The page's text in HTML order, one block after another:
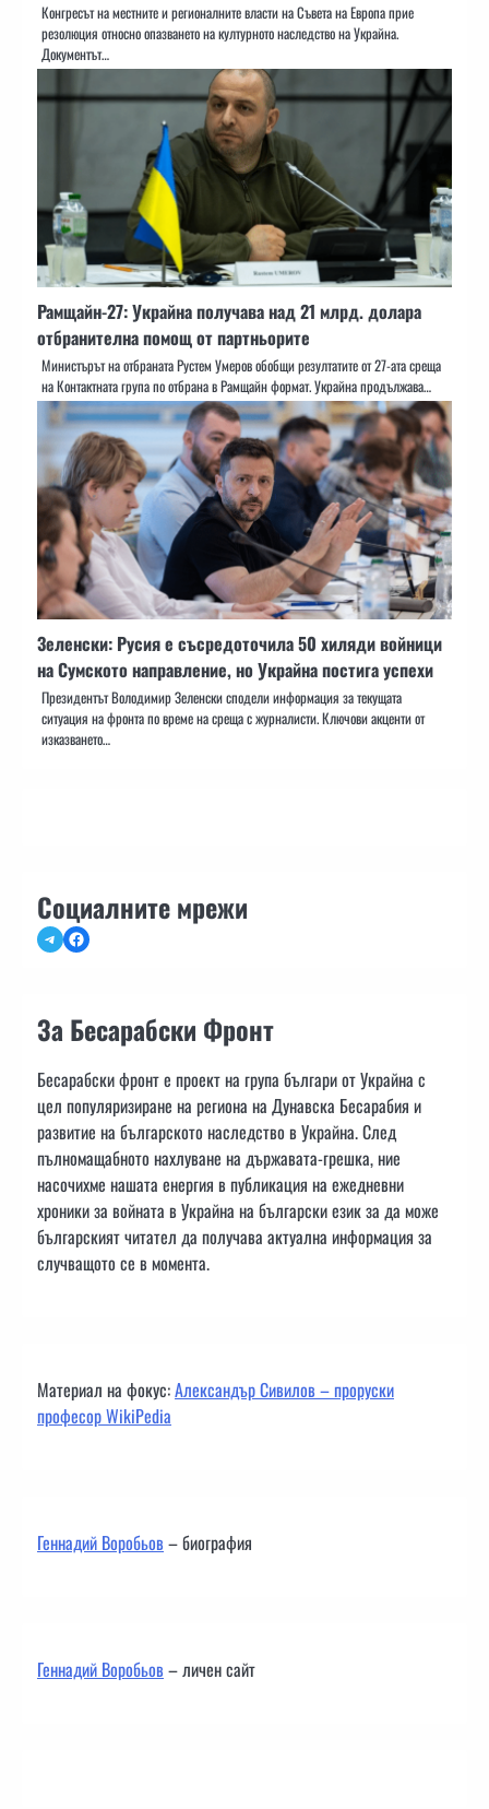
Конгресът на местните и регионалните власти на Съвета на Европа прие
резолюция относно опазването на културното наследство на Украйна.
Документът…
Рамщайн-27: Украйна получава над 21 млрд. долара
отбранителна помощ от партньорите
Министърът на отбраната Рустем Умеров обобщи резултатите от 27-ата среща
на Контактната група по отбрана в Рамщайн формат. Украйна продължава…
Зеленски: Русия е съсредоточила 50 хиляди войници
на Сумското направление, но Украйна постига успехи
Президентът Володимир Зеленски сподели информация за текущата
ситуация на фронта по време на среща с журналисти. Ключови акценти от
изказването…
Социалните мрежи
TelegramFacebook
За Бесарабски Фронт
Бесарабски фронт е проект на група българи от Украйна с
цел популяризиране на региона на Дунавска Бесарабия и
развитие на българското наследство в Украйна. След
пълномащабното нахлуване на държавата-грешка, ние
насочихме нашата енергия в публикация на ежедневни
хроники за войната в Украйна на български език за да може
българският читател да получава актуална информация за
случващото се в момента.
Материал на фокус:Александър Сивилов – проруски
професор WikiPedia
Геннадий Воробьов– биография
Геннадий Воробьов– личен сайт